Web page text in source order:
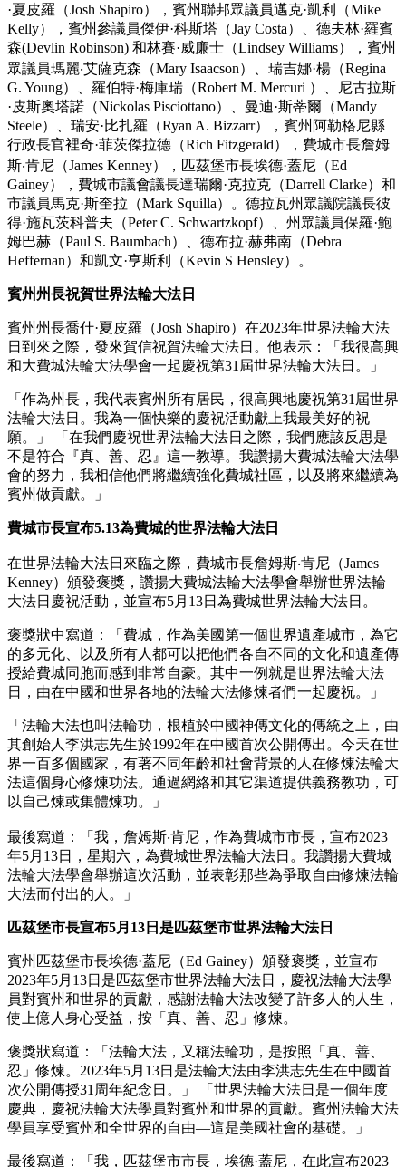
·夏皮羅（Josh Shapiro），賓州聯邦眾議員邁克·凱利（Mike
Kelly），賓州參議員傑伊·科斯塔（Jay Costa）、德夫林·羅賓
森(Devlin Robinson) 和林賽·威廉士（Lindsey Williams），賓州
眾議員瑪麗‧艾薩克森（Mary Isaacson）、瑞吉娜·楊（Regina
G. Young）、羅伯特·梅庫瑞（Robert M. Mercuri ）、尼古拉斯
·皮斯奧塔諾（Nickolas Pisciottano）、曼迪·斯蒂爾（Mandy
Steele）、瑞安·比扎羅（Ryan A. Bizzarr），賓州阿勒格尼縣
行政長官裡奇·菲茨傑拉德（Rich Fitzgerald），費城市長詹姆
斯‧肯尼（James Kenney），匹茲堡市長埃德·蓋尼（Ed
Gainey），費城市議會議長達瑞爾·克拉克（Darrell Clarke）和
市議員馬克·斯奎拉（Mark Squilla）。德拉瓦州眾議院議長彼
得·施瓦茨科普夫（Peter C. Schwartzkopf）、州眾議員保羅·鮑
姆巴赫（Paul S. Baumbach）、德布拉·赫弗南（Debra
Heffernan）和凱文·亨斯利（Kevin S Hensley）。
賓州州長祝賀世界法輪大法日
賓州州長喬什·夏皮羅（Josh Shapiro）在2023年世界法輪大法
日到來之際，發來賀信祝賀法輪大法日。他表示：「我很高興
和大費城法輪大法學會一起慶祝第31屆世界法輪大法日。」
「作為州長，我代表賓州所有居民，很高興地慶祝第31屆世界
法輪大法日。我為一個快樂的慶祝活動獻上我最美好的祝
願。」 「在我們慶祝世界法輪大法日之際，我們應該反思是
不是符合『真、善、忍』這一教導。我讚揚大費城法輪大法學
會的努力，我相信他們將繼續強化費城社區，以及將來繼續為
賓州做貢獻。」
費城市長宣布5.13為費城的世界法輪大法日
在世界法輪大法日來臨之際，費城市長詹姆斯‧肯尼（James
Kenney）頒發褒獎，讚揚大費城法輪大法學會舉辦世界法輪
大法日慶祝活動，並宣布5月13日為費城世界法輪大法日。
褒獎狀中寫道：「費城，作為美國第一個世界遺產城市，為它
的多元化、以及所有人都可以把他們各自不同的文化和遺產傳
授給費城同胞而感到非常自豪。其中一例就是世界法輪大法
日，由在中國和世界各地的法輪大法修煉者們一起慶祝。」
「法輪大法也叫法輪功，根植於中國神傳文化的傳統之上，由
其創始人李洪志先生於1992年在中國首次公開傳出。今天在世
界一百多個國家，有著不同年齡和社會背景的人在修煉法輪大
法這個身心修煉功法。通過網絡和其它渠道提供義務教功，可
以自己煉或集體煉功。」
最後寫道：「我，詹姆斯‧肯尼，作為費城市市長，宣布2023
年5月13日，星期六，為費城世界法輪大法日。我讚揚大費城
法輪大法學會舉辦這次活動，並表彰那些為爭取自由修煉法輪
大法而付出的人。」
匹茲堡市長宣布5月13日是匹茲堡市世界法輪大法日
賓州匹茲堡市長埃德·蓋尼（Ed Gainey）頒發褒獎，並宣布
2023年5月13日是匹茲堡市世界法輪大法日，慶祝法輪大法學
員對賓州和世界的貢獻，感謝法輪大法改變了許多人的人生，
使上億人身心受益，按「真、善、忍」修煉。
褒獎狀寫道：「法輪大法，又稱法輪功，是按照「真、善、
忍」修煉。2023年5月13日是法輪大法由李洪志先生在中國首
次公開傳授31周年紀念日。」 「世界法輪大法日是一個年度
慶典，慶祝法輪大法學員對賓州和世界的貢獻。賓州法輪大法
學員享受賓州和全世界的自由—這是美國社會的基礎。」
最後寫道：「我，匹茲堡市市長，埃德·蓋尼，在此宣布2023